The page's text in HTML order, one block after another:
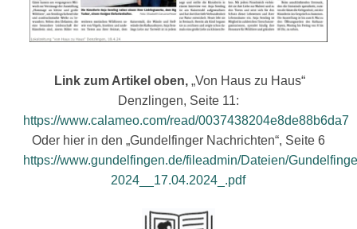
Link zum Artikel oben,„Von Haus zu Haus“
Denzlingen, Seite 11:
https://www.calameo.com/read/0037438204e8de88b6da7
Oder hier in den „Gundelfinger Nachrichten“, Seite 6
https://www.gundelfingen.de/fileadmin/Dateien/
2024__17.04.2024_.pdf